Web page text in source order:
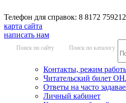
Телефон для справок: 8 8172
карта сайта
написать нам
Поиск по сайту Поиск по каталогу
Контакты, режим
Читательский билет
Ответы на часто
Личный кабинет